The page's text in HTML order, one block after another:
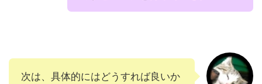
次は、具体的にはどうすれば良いか